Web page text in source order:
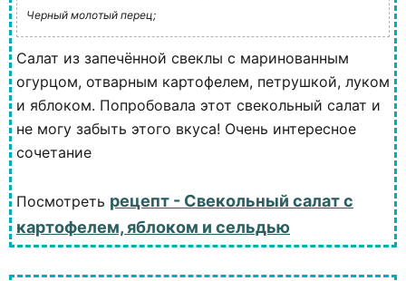
Черный молотый перец;
Салат из запечённой свеклы с маринованным
огурцом, отварным картофелем, петрушкой, луком
и яблоком. Попробовала этот свекольный салат и
не могу забыть этого вкуса! Очень интересное
сочетание
Посмотреть рецепт - Свекольный салат с
картофелем, яблоком и сельдью